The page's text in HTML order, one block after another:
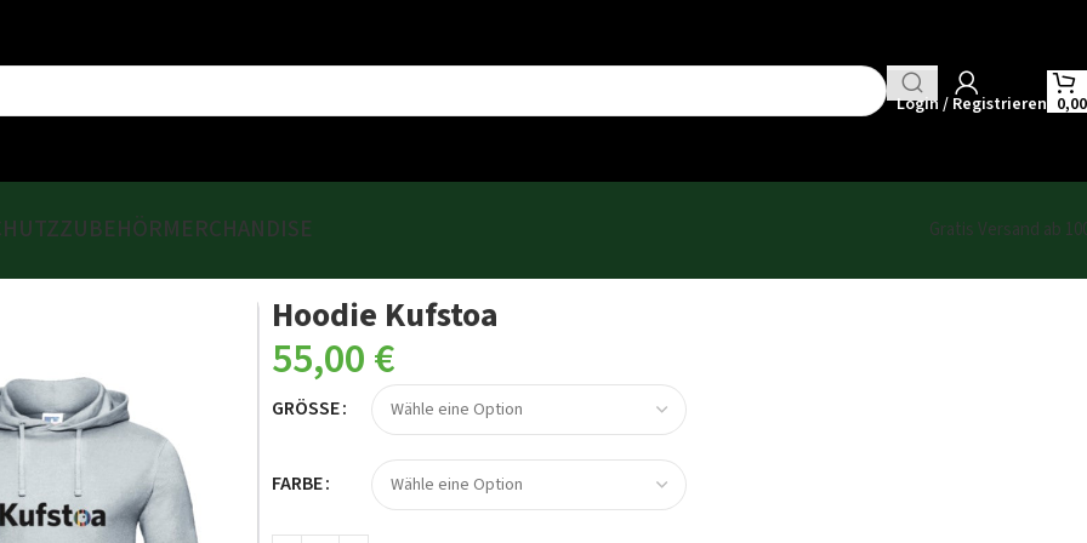
Login / Registrieren
ZUBEHÖRMERCHANDISE
Gratis Versand ab
Hoodie Kufstoa
55,00€
GRÖSSE
FARBE